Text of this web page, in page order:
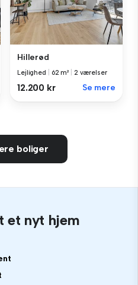
Hillerød
Lejlighed 62 m² 2 værelser
12.200 kr Se mere
boliger
et nyt hjem